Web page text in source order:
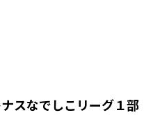
スなでしこリーグ１部